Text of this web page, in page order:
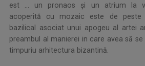
est … un pronaos și un atrium la
acoperită cu mozaic este de peste
bazilical asociat unui apogeu al artei
preambul al manierei in care avea să
timpuriu arhitectura bizantină.